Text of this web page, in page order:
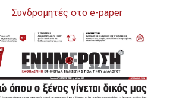
Συνδρομητές στο e-paper